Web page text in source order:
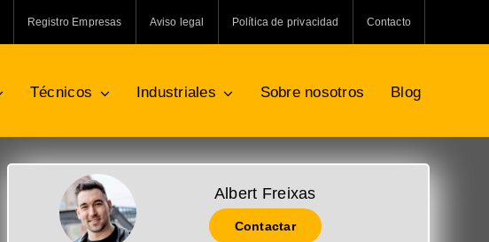
Registro Empresas Aviso legal Política de privacidad Contacto
Técnicos Industriales Sobre nosotros Blog
Albert Freixas
Contactar